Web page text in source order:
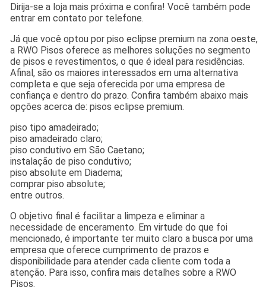
Dirija-se a loja mais próxima e confira! Você também pode
entrar em contato por telefone.
Já que você optou por piso eclipse premium na zona oeste,
a RWO Pisos oferece as melhores soluções no segmento
de pisos e revestimentos, o que é ideal para residências.
Afinal, são os maiores interessados em uma alternativa
completa e que seja oferecida por uma empresa de
confiança e dentro do prazo. Confira também abaixo mais
opções acerca de: pisos eclipse premium.
piso tipo amadeirado;
piso amadeirado claro;
piso condutivo em São Caetano;
instalação de piso condutivo;
piso absolute em Diadema;
comprar piso absolute;
entre outros.
O objetivo final é facilitar a limpeza e eliminar a
necessidade de enceramento. Em virtude do que foi
mencionado, é importante ter muito claro a busca por uma
empresa que oferece cumprimento de prazos e
disponibilidade para atender cada cliente com toda a
atenção. Para isso, confira mais detalhes sobre a RWO
Pisos.